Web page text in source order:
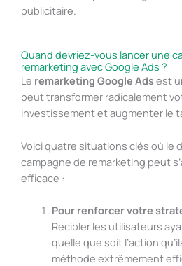
publicitaire.
Quand devriez-vous lancer une
remarketing avec Google Ads ?
Le remarketing Google Adsest
peut transformer radicalement
investissement et augmenter le
Voici quatre situations clés où le
campagne de remarketing peut
efficace :
Pour renforcer votre
Recibler les utilisateurs
quelle que soit l’action
méthode extrêmement